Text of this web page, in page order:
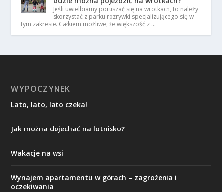
Jeśli uwielbiamy poruszać się na wrotkach, to należy
skorzystać z parku rozrywki specjalizującego się w
tym zakresie. Całkiem możliwe, że większość z …
WYPOCZYNEK
Lato, lato, lato czeka!
Jak można dojechać na lotnisko?
Wakacje na wsi
Wynajem apartamentu w górach – zagrożenia i
oczekiwania